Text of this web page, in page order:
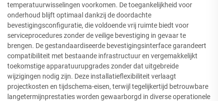
temperatuurwisselingen voorkomen. De toegankelijkheid voor
onderhoud blijft optimaal dankzij de doordachte
bevestigingsconfiguratie, die voldoende vrij ruimte biedt voor
serviceprocedures zonder de veilige bevestiging in gevaar te
brengen. De gestandaardiseerde bevestigingsinterface garandeert
compatibiliteit met bestaande infrastructuur en vergemakkelijkt
toekomstige apparatuurupgrades zonder dat uitgebreide
wijzigingen nodig zijn. Deze installatieflexibiliteit verlaagt
projectkosten en tijdschema-eisen, terwijl tegelijkertijd betrouwbare
langetermijnprestaties worden gewaarborgd in diverse operationele